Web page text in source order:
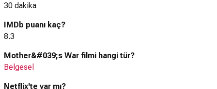
30 dakika
IMDb puanı kaç?
8.3
Mother&#039;s War filmi hangi tür?
Belgesel
Netflix'te var mı?